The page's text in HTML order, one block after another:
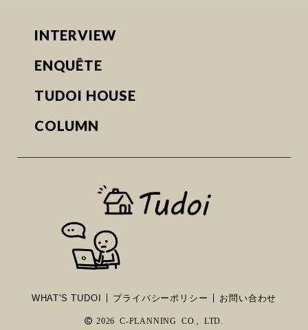
INTERVIEW
ENQUÊTE
TUDOI HOUSE
COLUMN
WHAT'S TUDOI プライバシーポリシー お問い合わせ
2026 C-PLANNING CO., LTD.